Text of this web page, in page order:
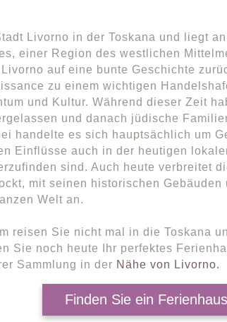
Livorno in der Toskana und liegt
einer Region des westlichen
Livorno auf eine bunte Geschichte
zu einem wichtigen
und Kultur. Während dieser Zeit
und danach jüdische
handelte es sich hauptsächlich um
Einflüsse auch in der heutigen
sind. Auch heute verbreitet
mit seinen historischen
Welt an.
reisen Sie nicht mal in die Toskana
Sie noch heute Ihr perfektes
Sammlung in der Nähe von Livorno.
Finden Sie ein